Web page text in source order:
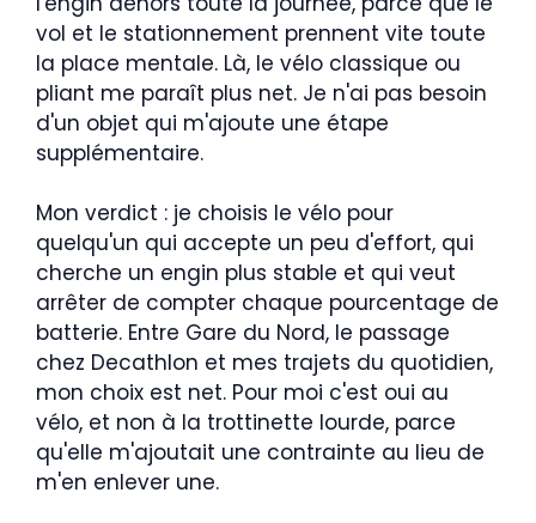
vol et le stationnement prennent vite toute
la place mentale. Là, le vélo classique ou
pliant me paraît plus net. Je n'ai pas besoin
d'un objet qui m'ajoute une étape
supplémentaire.
Mon verdict : je choisis le vélo pour
quelqu'un qui accepte un peu d'effort, qui
cherche un engin plus stable et qui veut
arrêter de compter chaque pourcentage de
batterie. Entre Gare du Nord, le passage
chez Decathlon et mes trajets du quotidien,
mon choix est net. Pour moi c'est oui au
vélo, et non à la trottinette lourde, parce
qu'elle m'ajoutait une contrainte au lieu de
m'en enlever une.